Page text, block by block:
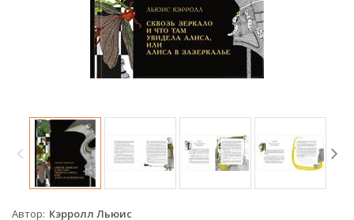
Автор Кэрролл Льюис